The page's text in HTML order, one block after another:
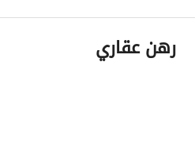
رهن عقاري